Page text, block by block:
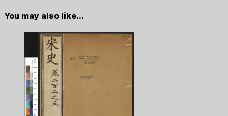
You may also like...